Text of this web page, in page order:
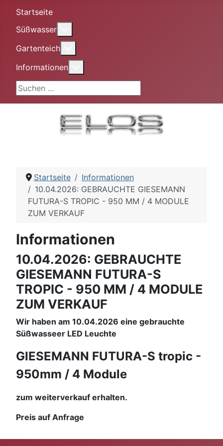
Startseite
Süßwasser
Gartenteich
Informationen
Suchen ...
Startseite
Informationen
10.04.2026: GEBRAUCHTE GIESEMANN
FUTURA-S TROPIC - 950 MM / 4 MODULE
ZUM VERKAUF
Informationen
10.04.2026: GEBRAUCHTE
GIESEMANN FUTURA-S
TROPIC - 950 MM / 4 MODULE
ZUM VERKAUF
Wir haben am 10.04.2026 eine gebrauchte
Süßwasseer LED Leuchte
GIESEMANN FUTURA-S tropic -
950mm / 4 Module
zum weiterverkauf erhalten.
Preis auf Anfrage